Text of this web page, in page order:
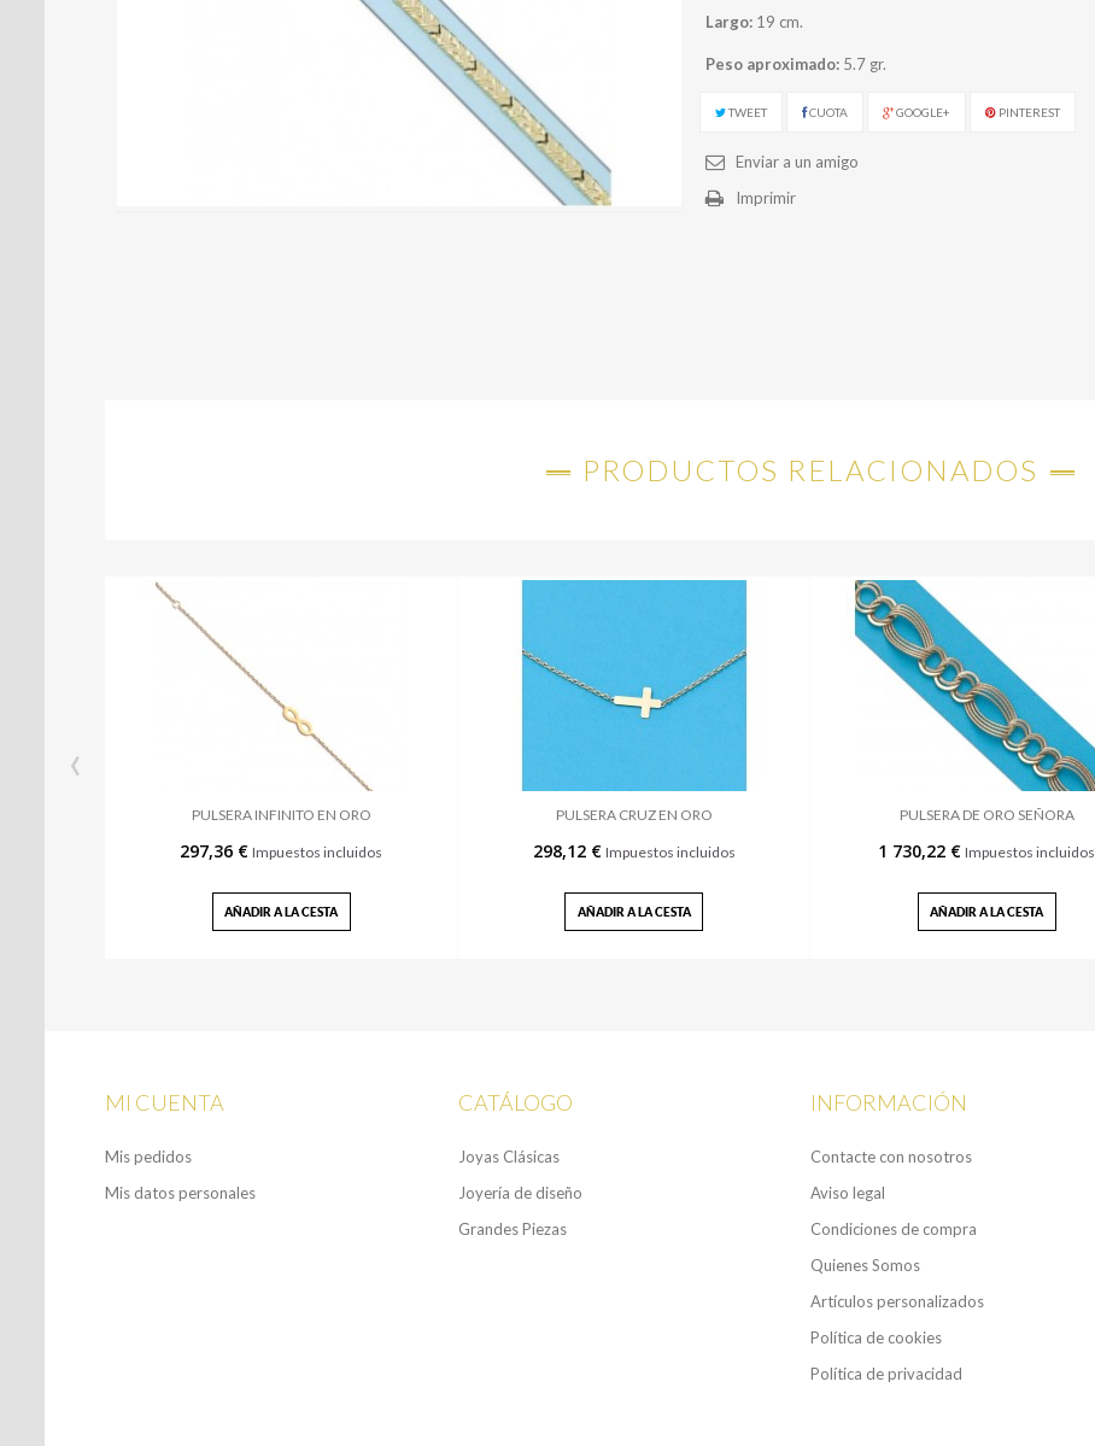
Largo:19 cm.
Peso aproximado:5.7 gr.
TWEET CUOTA GOOGLE+ PINTEREST
Enviar a un amigo
Imprimir
PRODUCTOS RELACIONADOS
‹
PULSERA INFINITO EN ORO
297,36 € Impuestos incluidos
AÑADIR A LA CESTA
PULSERA CRUZ EN ORO
298,12 € Impuestos incluidos
AÑADIR A LA CESTA
PULSERA DE ORO SEÑORA
1 730,22 € Impuestos incluidos
AÑADIR A LA CESTA
MI CUENTA
Mis pedidos
Mis datos personales
CATÁLOGO
Joyas Clásicas
Joyería de diseño
Grandes Piezas
INFORMACIÓN
Contacte con nosotros
Aviso legal
Condiciones de compra
Quienes Somos
Artículos personalizados
Política de cookies
Política de privacidad